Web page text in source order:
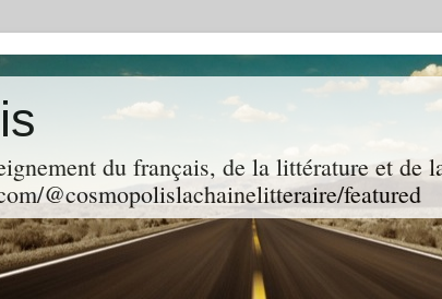
du français, de la littérature et de
@cosmopolislachainelitteraire/featured